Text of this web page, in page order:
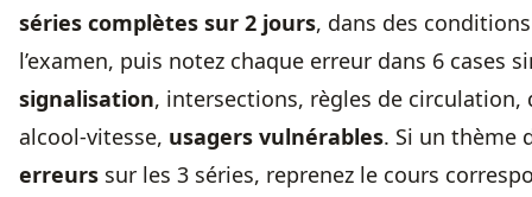
séries complètes sur 2 jours, dans des
l’examen, puis notez chaque erreur dans 6 cases
signalisation, intersections, règles de circulation,
alcool-vitesse, usagers vulnérables. Si un thème
erreurs sur les 3 séries, reprenez le cours